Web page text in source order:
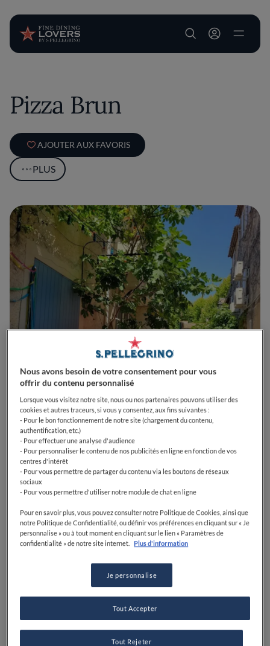
User account
Pizza Brun
AJOUTER AUX FAVORIS
PLUS
1 Rue Edouard Foscalina
CLOSED OpensVendredi,12:00-14:00, 18:00-22:00
VOIR HORAIRES D'OUVERTURE
PRIX
VOIR SUR LA CARTE
Nous avons besoin de votre consentement pour vous
offrir du contenu personnalisé
Lorsque vous visitez notre site, nous ou nos partenaires pouvons utiliser des
cookies et autres traceurs, si vous y consentez, aux fins suivantes :
- Pour le bon fonctionnement de notre site (chargement du contenu,
authentification, etc.)
- Pour effectuer une analyse d'audience
- Pour personnaliser le contenu de nos publicités en ligne en fonction de vos
centres d'intérêt
- Pour vous permettre de partager du contenu via les boutons de réseaux
sociaux
- Pour vous permettre d'utiliser notre module de chat en ligne
Pour en savoir plus, vous pouvez consulter notre Politique de Cookies, ainsi que
notre Politique de Confidentialité, ou définir vos préférences en cliquant sur « Je
personnalise » ou à tout moment en cliquant sur le lien « Paramètres de
confidentialité » de notre site internet.
Plus d'information
Je personnalise
Tout Rejeter
Tout Accepter